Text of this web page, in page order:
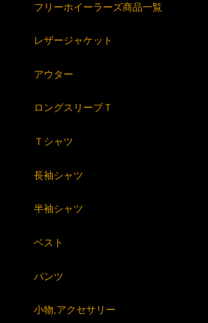
フリーホイーラーズ商品一覧
レザージャケット
アウター
ロングスリーブＴ
Ｔシャツ
長袖シャツ
半袖シャツ
ベスト
パンツ
小物,アクセサリー